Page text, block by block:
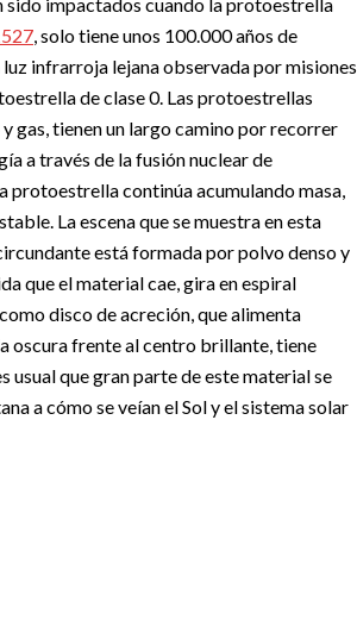
, solo tiene unos 100.000 años de
infrarroja lejana observada por misiones
de clase 0. Las protoestrellas
gas, tienen un largo camino por recorrer
a través de la fusión nuclear de
protoestrella continúa acumulando masa,
La escena que se muestra en esta
está formada por polvo denso y
que el material cae, gira en espiral
disco de acreción, que alimenta
oscura frente al centro brillante, tiene
usual que gran parte de este material se
a cómo se veían el Sol y el sistema solar